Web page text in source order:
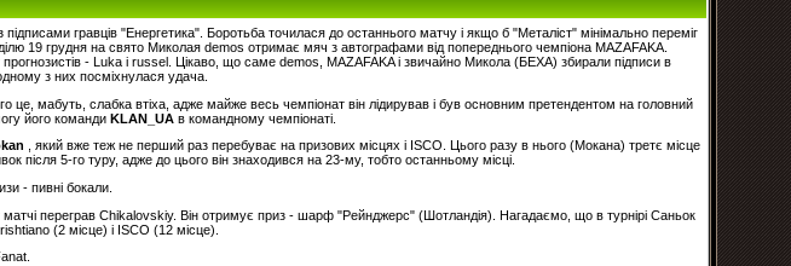
гравців "Енергетика". Боротьба точилася до останнього матчу і якщо б "Металіст" мінімально переміг
19 грудня на свято Миколая demos отримає мяч з автографами від попереднього чемпіона MAZAFAKA.
прогнозистів - Luka і russel. Цікаво, що саме demos, MAZAFAKA і звичайно Микола (БЕХА) збирали підписи в
з них посміхнулася удача.
це, мабуть, слабка втіха, адже майже весь чемпіонат він лідирував і був основним претендентом на головний
його команди KLAN_UA в командному чемпіонаті.
, який вже теж не перший раз перебуває на призових місцях і ISCO. Цього разу в нього (Мокана) третє місце
після 5-го туру, адже до цього він знаходився на 23-му, тобто останньому місці.
- пивні бокали.
матчі переграв Chikalovskiy. Він отримує приз - шарф "Рейнджерс" (Шотландія). Нагадаємо, що в турнірі Саньок
(2 місце) і ISCO (12 місце).